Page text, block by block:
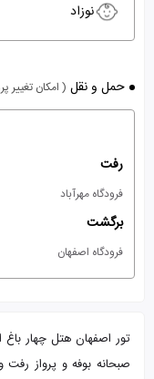
نوزاد
حمل و نقل ( امکان تغییر
رفت
فرودگاه مهرآباد
برگشت
فرودگاه اصفهان
صبحانه بوفه و پرواز رفت